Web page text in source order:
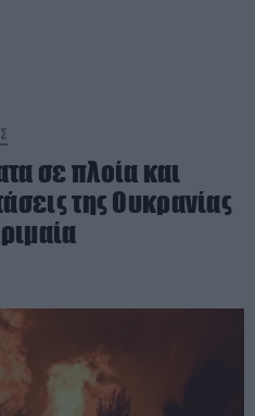
σε πλοία και
της Ουκρανίας